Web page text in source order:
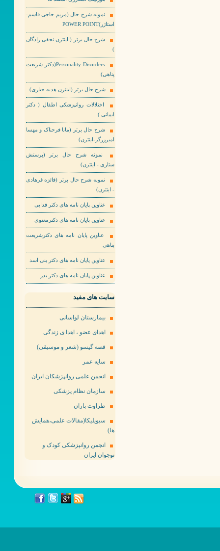
نمونه شرح حال (مریم حاجی قاسم-
استاژر)POWER POINT
شرح حال برتر ( اینترن نجفی زادگان
)
Personality Disorders(دکتر شریعت
پناهی)
شرح حال برتر (اینترن هدیه جباری)
اختلالات روانپزشکی اطفال ( دکتر
ایمانی )
شرح حال برتر (مانا فرحناک و مهسا
امیرزرگر-اینترن)
نمونه شرح حال برتر (پرستش
ستاری - اینترن)
نمونه شرح حال برتر (فائزه فرهادی
- اینترن)
عناوین پایان نامه های دکتر فدایی
عناوین پایان نامه های دکترمعنوی
عناوین پایان نامه های دکترشریعت
پناهی
عناوین پایان نامه های دکتر بنی اسد
عناوین پایان نامه های دکتر بدر
سایت های مفید
بیمارستان لواسانی
اهدای عضو ، اهدا ی زندگی
قصه گیسو (شعر و موسیقی)
سایه عمر
انجمن علمی روانپزشکان ایران
سازمان نظام پزشکی
طراوت باران
سیویلیکا(مقالات علمی،همایش
ها)
انجمن روانپزشکی کودک و
نوجوان ایران